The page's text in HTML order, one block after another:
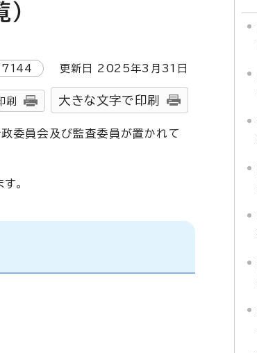
更新日 2025年3月 31 日
刷 大きな文字で印刷
委員会及び監査委員が置かれて
。